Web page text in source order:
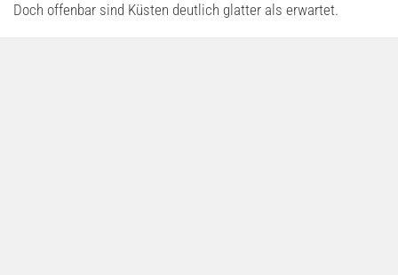
Doch offenbar sind Küsten deutlich glatter als erwartet.